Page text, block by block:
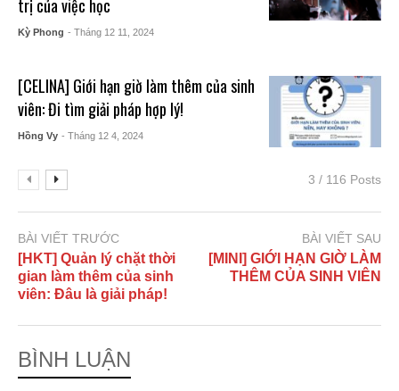
trị của việc học
Kỳ Phong - Tháng 12 11, 2024
[CELINA] Giới hạn giờ làm thêm của sinh
viên: Đi tìm giải pháp hợp lý!
Hồng Vy - Tháng 12 4, 2024
3 / 116 Posts
BÀI VIẾT TRƯỚC
[HKT] Quản lý chặt thời
gian làm thêm của sinh
viên: Đâu là giải pháp!
BÀI VIẾT SAU
[MINI] GIỚI HẠN GIỜ LÀM
THÊM CỦA SINH VIÊN
BÌNH LUẬN